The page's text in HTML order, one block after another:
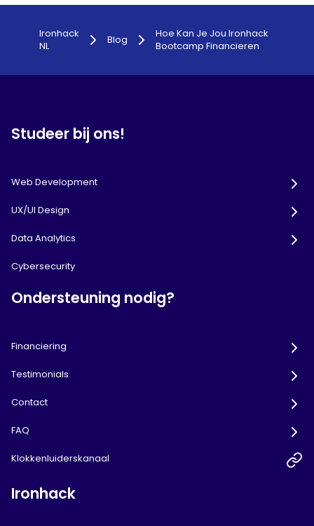
Ironhack
NL
Blog
Hoe Kan Je Jou Ironhack
Bootcamp Financieren
Studeer bij ons!
Web Development
UX/UI Design
Data Analytics
Cybersecurity
Ondersteuning nodig?
Financiering
Testimonials
Contact
FAQ
Klokkenluiderskanaal
Ironhack